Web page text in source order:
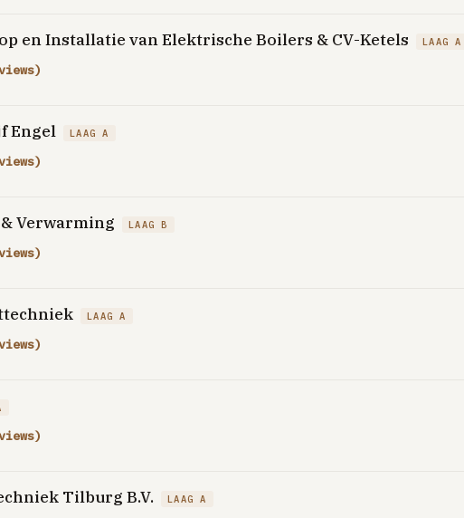
en Installatie van Elektrische Boilers & CV-Ketels LAAG A
Engel LAAG A
Verwarming LAAG B
LAAG A
Tilburg B.V. LAAG A